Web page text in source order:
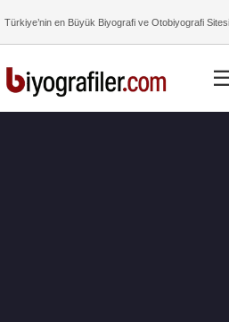
Türkiye’nin en Büyük Biyografi ve Otobiyografi Sitesi
☰